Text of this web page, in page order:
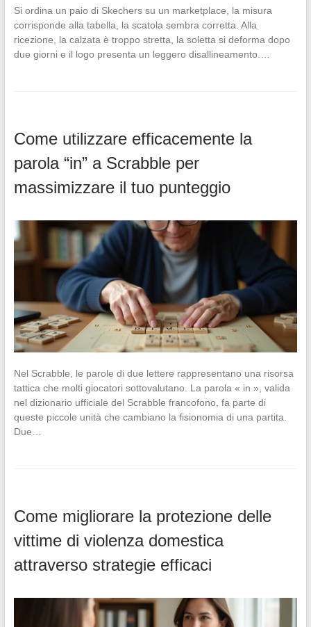
Si ordina un paio di Skechers su un marketplace, la misura
corrisponde alla tabella, la scatola sembra corretta. Alla
ricezione, la calzata è troppo stretta, la soletta si deforma dopo
due giorni e il logo presenta un leggero disallineamento.…
Come utilizzare efficacemente la
parola “in” a Scrabble per
massimizzare il tuo punteggio
Nel Scrabble, le parole di due lettere rappresentano una risorsa
tattica che molti giocatori sottovalutano. La parola « in », valida
nel dizionario ufficiale del Scrabble francofono, fa parte di
queste piccole unità che cambiano la fisionomia di una partita.
Due…
Come migliorare la protezione delle
vittime di violenza domestica
attraverso strategie efficaci